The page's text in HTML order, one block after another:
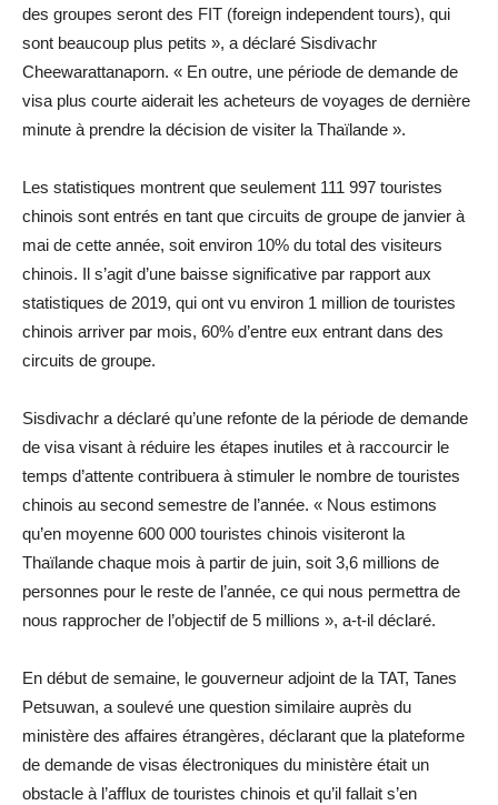
des groupes seront des FIT (foreign independent tours), qui
sont beaucoup plus petits », a déclaré Sisdivachr
Cheewarattanaporn. « En outre, une période de demande de
visa plus courte aiderait les acheteurs de voyages de dernière
minute à prendre la décision de visiter la Thaïlande ».
Les statistiques montrent que seulement 111 997 touristes
chinois sont entrés en tant que circuits de groupe de janvier à
mai de cette année, soit environ 10% du total des visiteurs
chinois. Il s’agit d’une baisse significative par rapport aux
statistiques de 2019, qui ont vu environ 1 million de touristes
chinois arriver par mois, 60% d’entre eux entrant dans des
circuits de groupe.
Sisdivachr a déclaré qu’une refonte de la période de demande
de visa visant à réduire les étapes inutiles et à raccourcir le
temps d’attente contribuera à stimuler le nombre de touristes
chinois au second semestre de l’année. « Nous estimons
qu’en moyenne 600 000 touristes chinois visiteront la
Thaïlande chaque mois à partir de juin, soit 3,6 millions de
personnes pour le reste de l’année, ce qui nous permettra de
nous rapprocher de l’objectif de 5 millions », a-t-il déclaré.
En début de semaine, le gouverneur adjoint de la TAT, Tanes
Petsuwan, a soulevé une question similaire auprès du
ministère des affaires étrangères, déclarant que la plateforme
de demande de visas électroniques du ministère était un
obstacle à l’afflux de touristes chinois et qu’il fallait s’en